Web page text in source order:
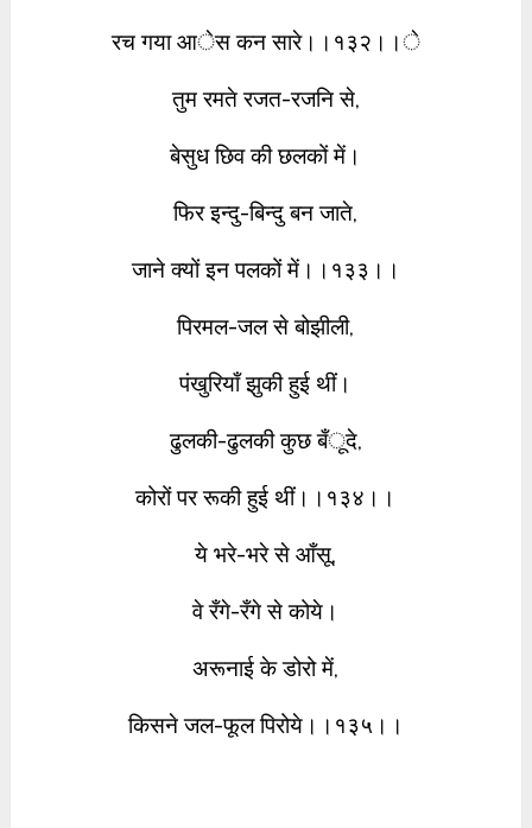
रच गया आेस कन सारे।।१३२।।े
तुम रमते रजत-रजनि से,
बेसुध छिव की छलकों में।
फिर इन्दु-बिन्दु बन जाते,
जाने क्यों इन पलकों में।।१३३।।
पिरमल-जल से बोझीली,
पंखुरियाँ झुकी हुई थीं।
ढुलकी-ढुलकी कुछ बँूदे,
कोरों पर रूकी हुई थीं।।१३४।।
ये भरे-भरे से आँसू,
वे रँगे-रँगे से कोये।
अरूनाई के डोरो में,
किसने जल-फूल पिरोये।।१३५।।